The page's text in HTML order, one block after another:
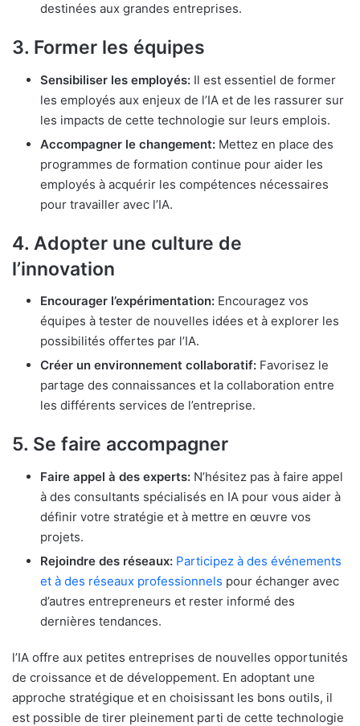
destinées aux grandes entreprises.
3. Former les équipes
Sensibiliser les employés: Il est essentiel de former
les employés aux enjeux de l’IA et de les rassurer sur
les impacts de cette technologie sur leurs emplois.
Accompagner le changement: Mettez en place des
programmes de formation continue pour aider les
employés à acquérir les compétences nécessaires
pour travailler avec l’IA.
4. Adopter une culture de
l’innovation
Encourager l’expérimentation: Encouragez vos
équipes à tester de nouvelles idées et à explorer les
possibilités offertes par l’IA.
Créer un environnement collaboratif: Favorisez le
partage des connaissances et la collaboration entre
les différents services de l’entreprise.
5. Se faire accompagner
Faire appel à des experts: N’hésitez pas à faire appel
à des consultants spécialisés en IA pour vous aider à
définir votre stratégie et à mettre en œuvre vos
projets.
Rejoindre des réseaux: Participez à des événements
et à des réseaux professionnels pour échanger avec
d’autres entrepreneurs et rester informé des
dernières tendances.
l’IA offre aux petites entreprises de nouvelles opportunités
de croissance et de développement. En adoptant une
approche stratégique et en choisissant les bons outils, il
est possible de tirer pleinement parti de cette technologie